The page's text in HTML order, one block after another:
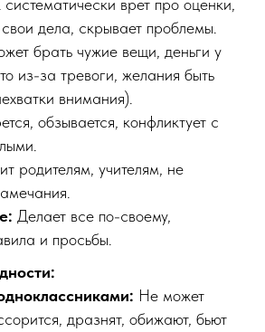
систематически врет про оценки,
дела, скрывает проблемы.
брать чужие вещи, деньги у
из-за тревоги, желания быть
внимания).
обзывается, конфликтует с
родителям, учителям, не
Делает все по-своему,
и просьбы.
Не может
дразнят, обижают, бьют